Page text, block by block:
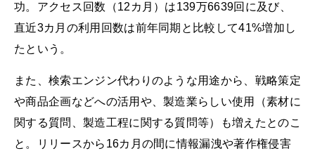
功。アクセス回数（12カ月）は139万6639回に及び、
直近3カ月の利用回数は前年同期と比較して41%増加し
たという。
また、検索エンジン代わりのような用途から、戦略策定
や商品企画などへの活用や、製造業らしい使用（素材に
関する質問、製造工程に関する質問等）も増えたとのこ
と。リリースから16カ月の間に情報漏洩や著作権侵害